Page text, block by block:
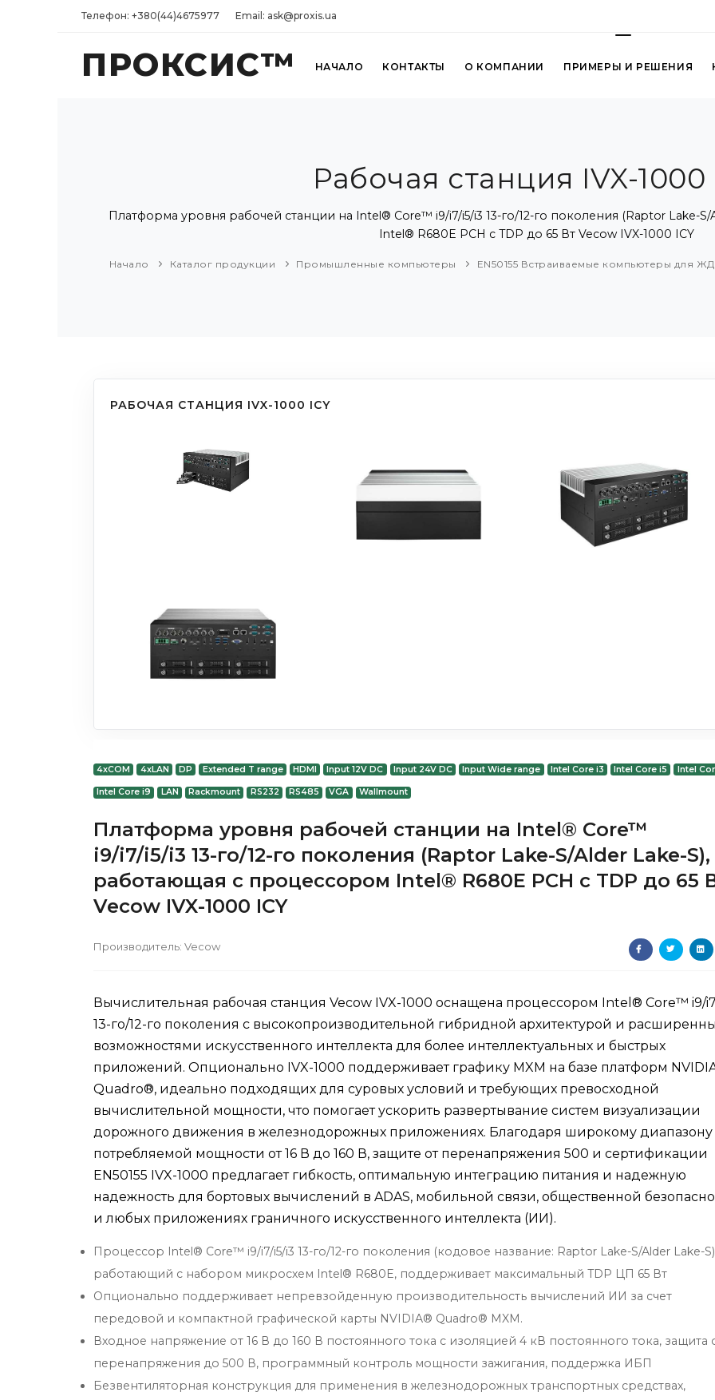
Телефон: +380(44)4675977 Email: ask@proxis.ua
ПРОКСИС™ НАЧАЛО КОНТАКТЫ О КОМПАНИИ ПРИМЕРЫ И РЕШЕНИЯ
Рабочая станция IVX-1000
Платформа уровня рабочей станции на Intel® Core™ i9/i7/i5/i3 13-го/12-го поколения (Raptor Lake-
Intel® R680E PCH с TDP до 65 Вт Vecow IVX-1000 ICY
Начало Каталог продукции Промышленные компьютеры EN50155 Встраиваемые компьютеры для
РАБОЧАЯ СТАНЦИЯ IVX-1000 ICY
4xCOM 4xLAN DP Extended T range HDMI Input 12V DC Input 24V DC Input Wide range Intel Core i3 Intel Core i5 Intel
Intel Core i9 LAN Rackmount RS232 RS485 VGA Wallmount
Платформа уровня рабочей станции на Intel® Core™
i9/i7/i5/i3 13-го/12-го поколения (Raptor Lake-S/Alder Lake-S),
работающая с процессором Intel® R680E PCH с TDP до 65
Vecow IVX-1000 ICY
Производитель: Vecow
Вычислительная рабочая станция Vecow IVX-1000 оснащена процессором Intel® Core™ i9/
13-го/12-го поколения с высокопроизводительной гибридной архитектурой и
возможностями искусственного интеллекта для более интеллектуальных и быстрых
приложений. Опционально IVX-1000 поддерживает графику MXM на базе платформ
Quadro®, идеально подходящих для суровых условий и требующих превосходной
вычислительной мощности, что помогает ускорить развертывание систем визуализации
дорожного движения в железнодорожных приложениях. Благодаря широкому диапазону
потребляемой мощности от 16 В до 160 В, защите от перенапряжения 500 и сертификации
EN50155 IVX-1000 предлагает гибкость, оптимальную интеграцию питания и надежную
надежность для бортовых вычислений в ADAS, мобильной связи, общественной
и любых приложениях граничного искусственного интеллекта (ИИ).
Процессор Intel® Core™ i9/i7/i5/i3 13-го/12-го поколения (кодовое название: Raptor Lake-S/Alder Lake-
работающий с набором микросхем Intel® R680E, поддерживает максимальный TDP ЦП 65 Вт
Опционально поддерживает непревзойденную производительность вычислений ИИ за счет
передовой и компактной графической карты NVIDIA® Quadro® MXM.
Входное напряжение от 16 В до 160 В постоянного тока с изоляцией 4 кВ постоянного тока, защита
перенапряжения до 500 В, программный контроль мощности зажигания, поддержка ИБП
Безвентиляторная конструкция для применения в железнодорожных транспортных средствах,